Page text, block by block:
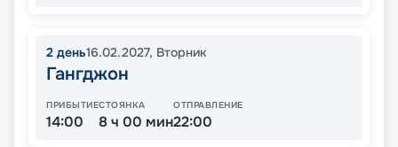
2 день16.02.2027, Вторник
Гангджон
ПРИБЫТИЕ
14:00
СТОЯНКА
8 ч 00 мин
ОТПРАВЛЕНИЕ
22:00